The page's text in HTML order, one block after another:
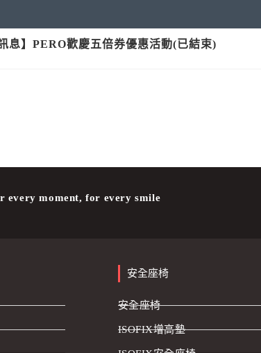
訊息】PERO歡慶五倍券優惠活動(已結束)
every moment, for every smile
安全座椅
安全座椅
ISOFIX增高墊